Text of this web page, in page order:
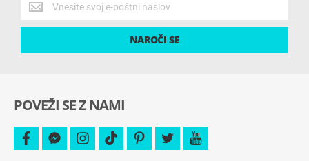
najnovejše
ponudbe
NAROČI SE
POVEŽI SE Z NAMI
facebookfacebook-
messenger
instagram
tiktokpinterest
twitteryoutube